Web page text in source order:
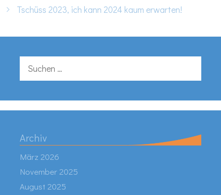
Tschüss 2023, ich kann 2024 kaum erwarten!
Suchen
nach:
Archiv
März 2026
November 2025
August 2025